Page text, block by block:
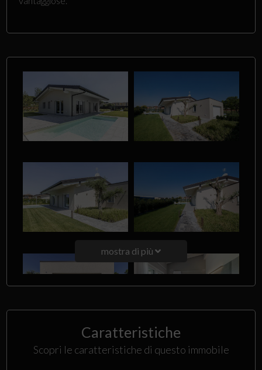
mostra di più
Caratteristiche
Scopri le caratteristiche di questo immobile